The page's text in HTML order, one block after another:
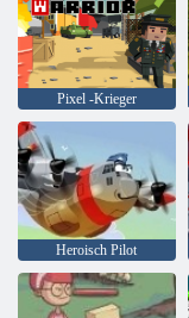
Pixel -Krieger
Heroisch Pilot